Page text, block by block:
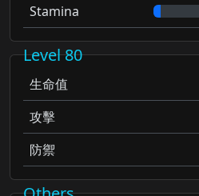
Stamina
Level 80
生命值
攻擊
防禦